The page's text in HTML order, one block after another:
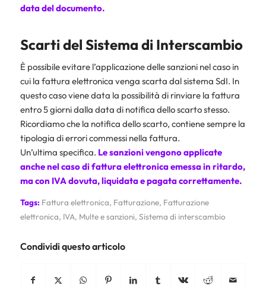
data del documento.
Scarti del Sistema di Interscambio
È possibile evitare l’applicazione delle sanzioni nel caso in
cui la fattura elettronica venga scarta dal sistema SdI. In
questo caso viene data la possibilità di rinviare la fattura
entro 5 giorni dalla data di notifica dello scarto stesso.
Ricordiamo che la notifica dello scarto, contiene sempre la
tipologia di errori commessi nella fattura.
Un’ultima specifica. Le sanzioni vengono applicate
anche nel caso di fattura elettronica emessa in ritardo,
ma con IVA dovuta, liquidata e pagata correttamente.
Tags: Fattura elettronica, Fatturazione, Fatturazione
elettronica, IVA, Multe e sanzioni, Sistema di interscambio
Condividi questo articolo